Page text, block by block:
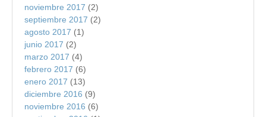
noviembre 2017 (2)
septiembre 2017 (2)
agosto 2017 (1)
junio 2017 (2)
marzo 2017 (4)
febrero 2017 (6)
enero 2017 (13)
diciembre 2016 (9)
noviembre 2016 (6)